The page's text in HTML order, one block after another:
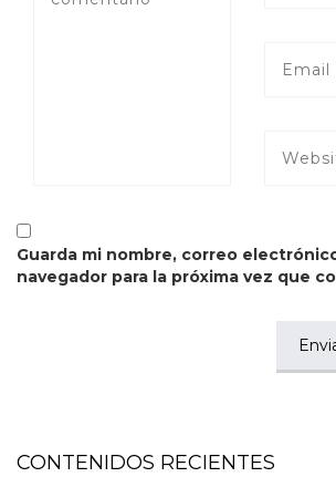
Guarda mi nombre, correo
navegador para la próxima vez que
CONTENIDOS RECIENTES